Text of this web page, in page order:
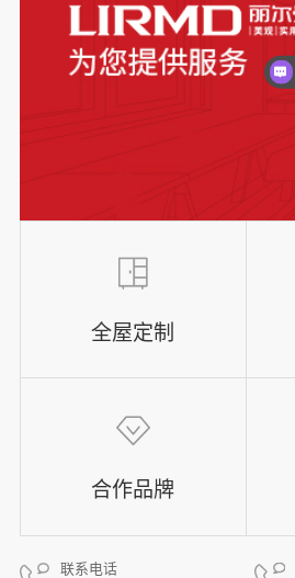
全屋定制
合作品牌
联系电话